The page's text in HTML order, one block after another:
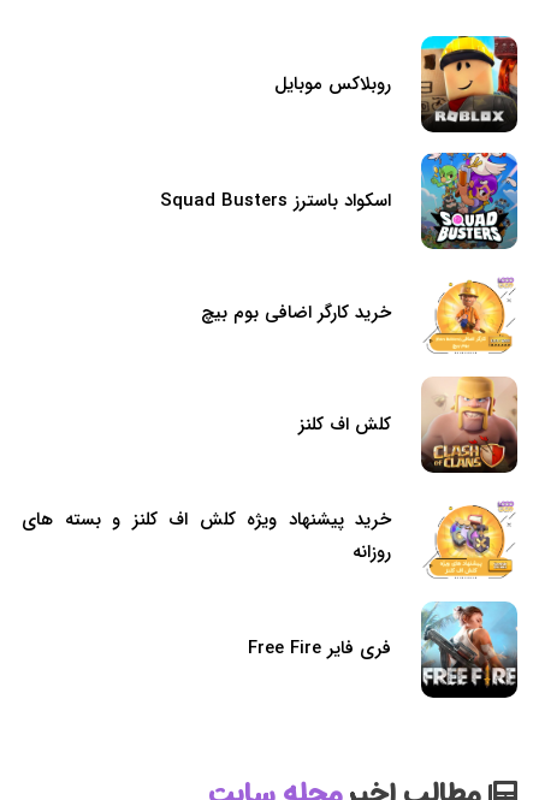
روبلاکس موبایل
اسکواد باسترز Squad Busters
خرید کارگر اضافی بوم بیچ
کلش اف کلنز
خرید پیشنهاد ویژه کلش اف کلنز و بسته های
روزانه
فری فایر Free Fire